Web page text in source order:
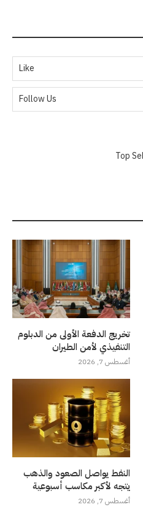
Like
Follow Us
تخريج الدفعة الأولى من الدبلوم
التنفيذي لأمن الطيران
أغسطس 7, 2026
النفط يواصل الصعود والذهب
يتجه لأكبر مكاسب أسبوعية
أغسطس 7, 2026